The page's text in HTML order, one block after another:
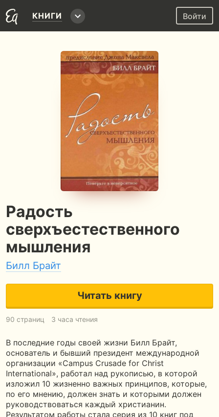
КНИГИ Войти
Радость
сверхъестественного
мышления
Билл Брайт
Читать книгу
90 страниц 3 часа чтения
В последние годы своей жизни Билл Брайт,
основатель и бывший президент международной
организации «Campus Crusade for Christ
International», работал над рукописью, в которой
изложил 10 жизненно важных принципов, которые,
по его мнению, должен знать и которыми должен
руководствоваться каждый христианин.
Результатом работы стала серия из 10 книг под